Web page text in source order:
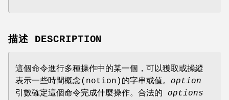
描述 DESCRIPTION
這個命令進行多種操作中的某一個，可以獲取或操縱
表示一些時間概念(notion)的字串或值。 option
引數確定這個命令完成什麼操作。合法的 options